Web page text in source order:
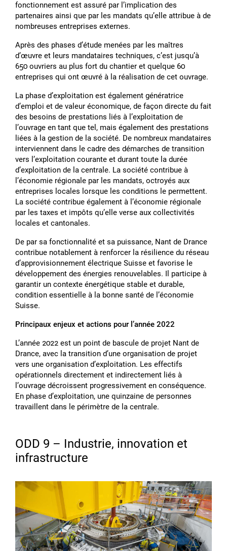
fonctionnement est assuré par lʼimplication des
partenaires ainsi que par les mandats quʼelle attribue à de
nombreuses entreprises externes.
Après des phases dʼétude menées par les maîtres
dʼœuvre et leurs mandataires techniques, cʼest jusquʼà
650 ouvriers au plus fort du chantier et quelque 60
entreprises qui ont œuvré à la réalisation de cet ouvrage.
La phase dʼexploitation est également génératrice
dʼemploi et de valeur économique, de façon directe du fait
des besoins de prestations liés à lʼexploitation de
lʼouvrage en tant que tel, mais également des prestations
liées à la gestion de la société. De nombreux mandataires
interviennent dans le cadre des démarches de transition
vers lʼexploitation courante et durant toute la durée
dʼexploitation de la centrale. La société contribue à
lʼéconomie régionale par les mandats, octroyés aux
entreprises locales lorsque les conditions le permettent.
La société contribue également à lʼéconomie régionale
par les taxes et impôts quʼelle verse aux collectivités
locales et cantonales.
De par sa fonctionnalité et sa puissance, Nant de Drance
contribue notablement à renforcer la résilience du réseau
dʼapprovisionnement électrique Suisse et favorise le
développement des énergies renouvelables. Il participe à
garantir un contexte énergétique stable et durable,
condition essentielle à la bonne santé de lʼéconomie
Suisse.
Principaux enjeux et actions pour lʼannée 2022
Lʼannée 2022 est un point de bascule de projet Nant de
Drance, avec la transition dʼune organisation de projet
vers une organisation dʼexploitation. Les effectifs
opérationnels directement et indirectement liés à
lʼouvrage décroissent progressivement en conséquence.
En phase dʼexploitation, une quinzaine de personnes
travaillent dans le périmètre de la centrale.
ODD 9 – Industrie, innovation et
infrastructure